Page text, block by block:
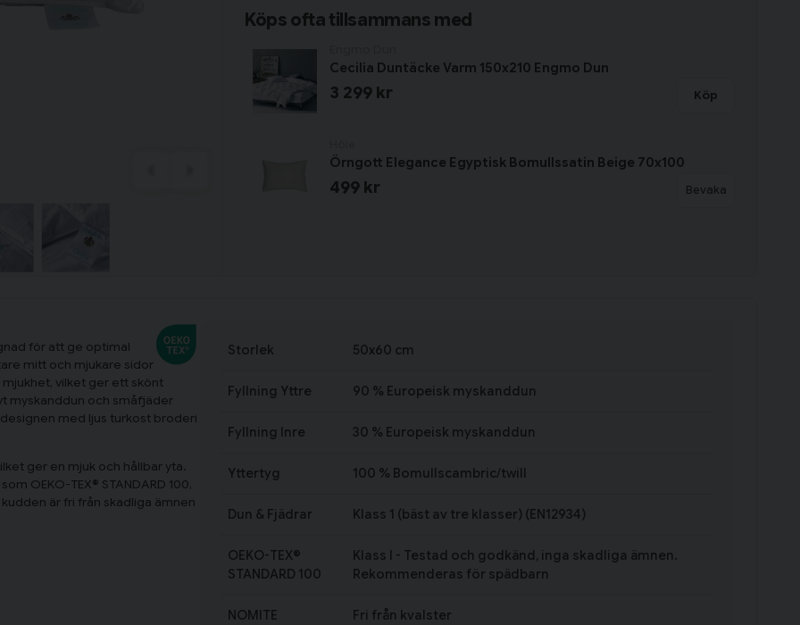
Köps ofta tillsammans med
Cecilia Duntäcke Varm 150x210 Engmo Dun
3 299 kr Köp
Örngott Elegance Egyptisk Bomullssatin Beige 70x100
499 kr Bevaka
för att ge optimal
mitt och mjukare sidor
vilket ger ett skönt
myskanddun och småfjäder
med ljus turkost broderi
ger en mjuk och hållbar yta.
OEKO-TEX® STANDARD 100,
är fri från skadliga ämnen
Storlek 50x60 cm
Fyllning Yttre 90 % Europeisk myskanddun
Fyllning Inre 30 % Europeisk myskanddun
Yttertyg 100 % Bomullscambric/twill
Dun & Fjädrar Klass 1 (bäst av tre klasser) (EN12934)
OEKO-TEX®
STANDARD 100
Klass I - Testad och godkänd, inga skadliga ämnen.
Rekommenderas för spädbarn
NOMITE Fri från kvalster